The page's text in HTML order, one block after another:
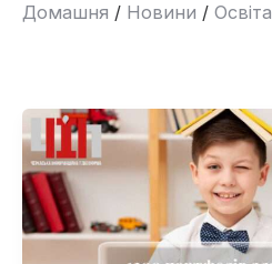
Домашня Новини Освіта